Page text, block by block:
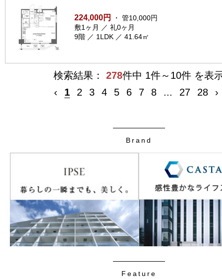
224,000円
・ 管10,000円
敷1ヶ月 ／ 礼0ヶ月
9階 ／ 1LDK ／ 41.64㎡
検索結果： 278件中 1件～10件 を表
‹
1 2 3 4 5 6 7 8 ... 27 28 ›
Brand
Feature